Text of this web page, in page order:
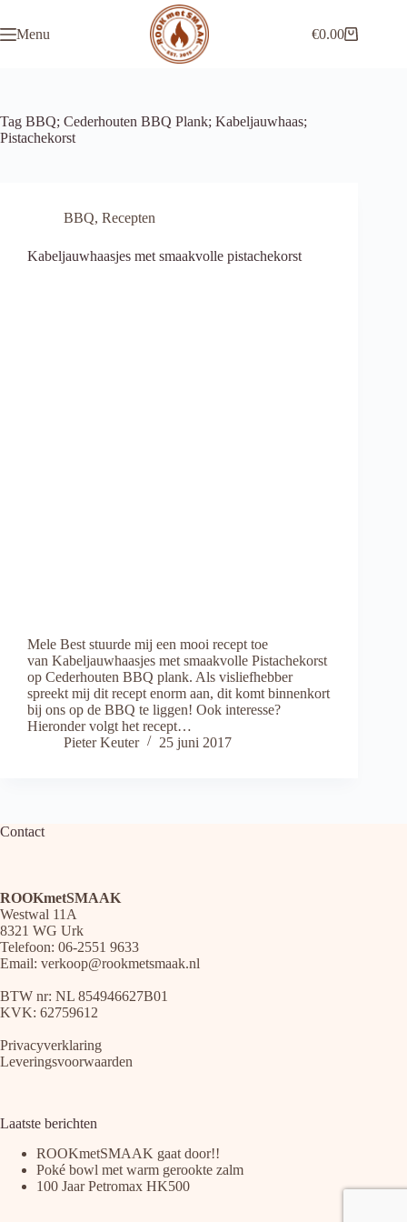
de Menu Winkelwagen
€0.00
Tag BBQ; Cederhouten BBQ Plank; Kabeljauwhaas;
Pistachekorst
BBQ, Recepten
Kabeljauwhaasjes met smaakvolle pistachekorst
Mele Best stuurde mij een mooi recept toe
van Kabeljauwhaasjes met smaakvolle Pistachekorst
op Cederhouten BBQ plank. Als visliefhebber
spreekt mij dit recept enorm aan, dit komt binnenkort
bij ons op de BBQ te liggen! Ook interesse?
Hieronder volgt het recept…
Pieter Keuter
25 juni 2017
Contact
ROOKmetSMAAK
Westwal 11A
8321 WG Urk
Telefoon: 06-2551 9633
Email: verkoop@rookmetsmaak.nl
BTW nr: NL 854946627B01
KVK: 62759612
Privacyverklaring
Leveringsvoorwaarden
Laatste berichten
ROOKmetSMAAK gaat door!!
Poké bowl met warm gerookte zalm
100 Jaar Petromax HK500